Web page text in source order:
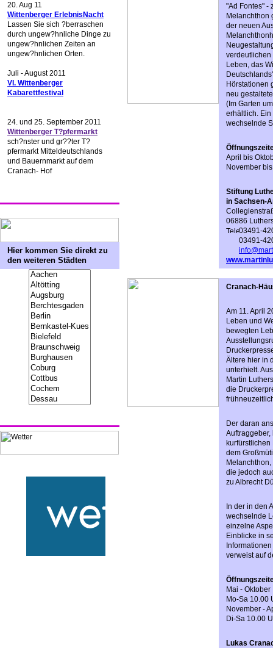
20. Aug 11
Wittenberger ErlebnisNacht
Lassen Sie sich ?berraschen
durch ungew?hnliche Dinge zu
ungew?hnlichen Zeiten an
ungew?hnlichen Orten.
Juli - August 2011
VI. Wittenberger
Kabarettfestival
24. und 25. September 2011
Wittenberger T?pfermarkt
sch?nster und gr??ter T?
pfermarkt Mitteldeutschlands
und Bauernmarkt auf dem
Cranach- Hof
Hier kommen Sie direkt zu
den weiteren Städten
"Ad Fontes" -
Melanchthon
der neuen
verdeutlichen
Leben, das
Hörstationen
neu
(Im Garten
erhältlich.
wechselnde
April bis
November
Stiftung
in Sachsen-
06886
03491-
03491-
Cranach-
Am 11. April
Leben und
bewegten
Ältere hier in
unterhielt.
Martin
die
Der daran
dem
die jedoch
zu Albrecht
In der in den
wechselnde
einzelne
Einblicke in
verweist auf
Mai - Oktober
Mo-Sa 10.00
November -
Di-Sa 10.00
Lukas